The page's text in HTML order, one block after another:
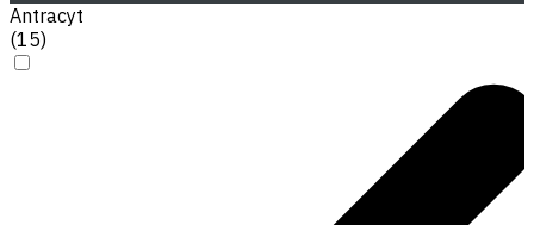
Antracyt
(15)